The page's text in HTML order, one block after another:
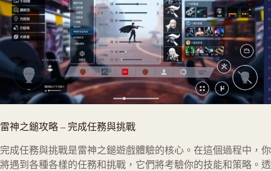
雷神之鎚攻略 – 完成任務與挑戰
完成任務與挑戰是雷神之鎚遊戲體驗的核心。在這個過程中，你
將遇到各種各樣的任務和挑戰，它們將考驗你的技能和策略。透